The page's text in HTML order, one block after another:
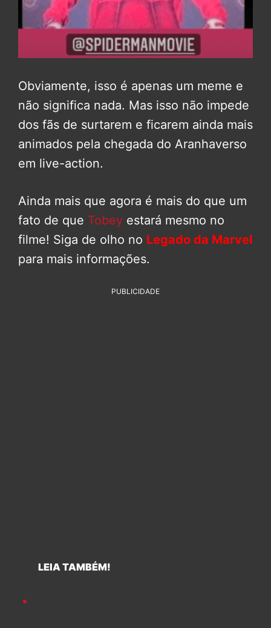
Obviamente, isso é apenas um meme e
não significa nada. Mas isso não impede
dos fãs de surtarem e ficarem ainda mais
animados pela chegada do Aranhaverso
em live-action.
Ainda mais que agora é mais do que um
fato de que Tobey estará mesmo no
filme! Siga de olho no Legado da Marvel
para mais informações.
PUBLICIDADE
LEIA TAMBÉM!